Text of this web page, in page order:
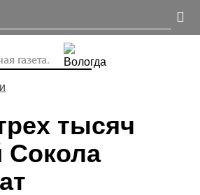
газета.
тысяч
Сокола